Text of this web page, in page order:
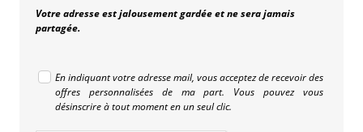
Votre adresse est jalousement gardée et ne sera jamais
partagée.
En indiquant votre adresse mail, vous acceptez de recevoir des
offres personnalisées de ma part. Vous pouvez vous
désinscrire à tout moment en un seul clic.